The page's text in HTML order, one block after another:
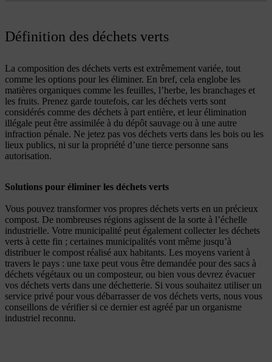
Définition des déchets verts
La composition des déchets verts est extrêmement variée, tout
comme les options pour les éliminer. En bref, cela englobe les
matières organiques comme les feuilles, l’herbe, les branchages et
les fruits. Prenez garde toutefois, car les déchets verts sont
considérés comme des déchets à part entière, et leur élimination
illégale peut être assimilée à du dépôt sauvage ou à une autre
infraction pénale. Ne jetez pas vos déchets verts dans les bois ou les
lieux publics, ni sur la propriété d’une tierce personne sans
autorisation.
Solutions pour éliminer les déchets verts
Vous pouvez transformer vos propres déchets verts en un précieux
compost. De nombreuses régions agissent de la sorte à l’échelle
industrielle. Votre municipalité peut également collecter les déchets
verts à cette fin ; certaines municipalités vont même jusqu’à
distribuer le compost réalisé aux habitants. Les moyens varient à
travers le pays : une taxe peut vous être demandée pour des sacs à
déchets végétaux ou un composteur, ou bien vous devrez évacuer
vos déchets verts dans une déchetterie. Si vous souhaitez utiliser un
service privé pour vous débarrasser de vos déchets verts, nous vous
conseillons de vérifier si ce dernier est agréé par un organisme
industriel reconnu.